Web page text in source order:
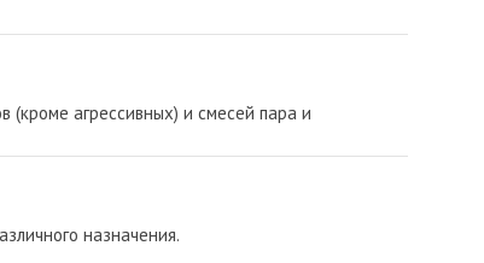
(кроме агрессивных) и смесей пара и
назначения.